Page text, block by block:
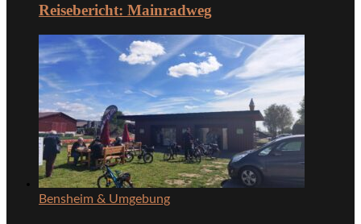
Reisebericht: Mainradweg
Bensheim & Umgebung